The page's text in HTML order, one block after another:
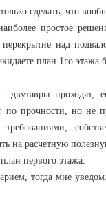
сделать, что
простое
перекрытие над
план 1го этажа
проходят,
по прочности, но не
требованиями,
на расчетную
первого этажа.
тогда мне